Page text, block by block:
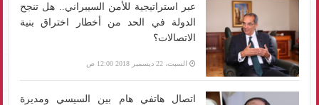
عبر استراتيجية للأمن السيبراني.. هل تنجح
الدولة في الحد من أخطار اختراق بنية
الاتصالات؟
السبت، 22 ديسمبر 2018 12:00 ص
اتصال هاتفي هام بين السيسي ومديرة